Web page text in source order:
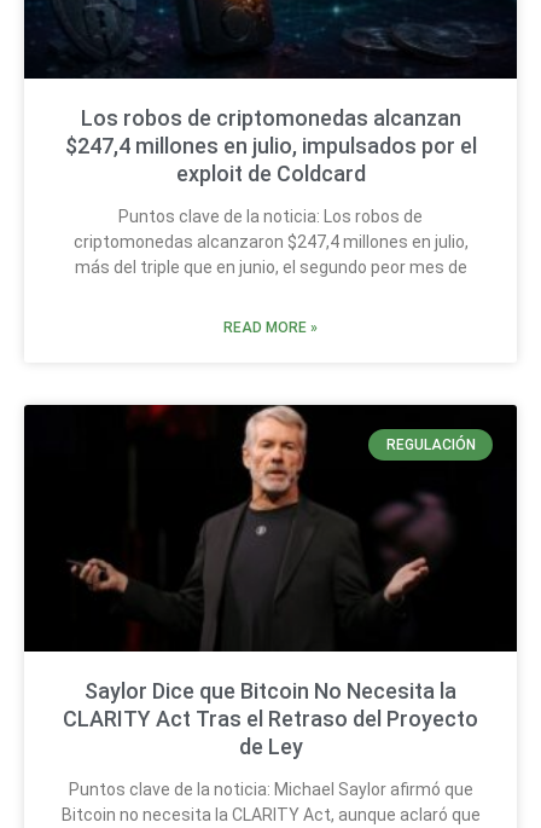
Los robos de criptomonedas alcanzan
$247,4 millones en julio, impulsados por el
exploit de Coldcard
Puntos clave de la noticia: Los robos de
criptomonedas alcanzaron $247,4 millones en julio,
más del triple que en junio, el segundo peor mes de
READ MORE »
REGULACIÓN
Saylor Dice que Bitcoin No Necesita la
CLARITY Act Tras el Retraso del Proyecto
de Ley
Puntos clave de la noticia: Michael Saylor afirmó que
Bitcoin no necesita la CLARITY Act, aunque aclaró que